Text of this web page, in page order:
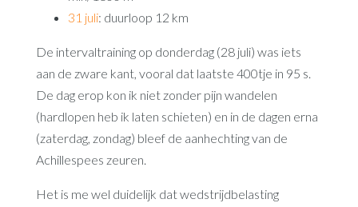
31 juli: duurloop 12 km
De intervaltraining op donderdag (28 juli) was iets
aan de zware kant, vooral dat laatste 400tje in 95 s.
De dag erop kon ik niet zonder pijn wandelen
(hardlopen heb ik laten schieten) en in de dagen erna
(zaterdag, zondag) bleef de aanhechting van de
Achillespees zeuren.
Het is me wel duidelijk dat wedstrijdbelasting